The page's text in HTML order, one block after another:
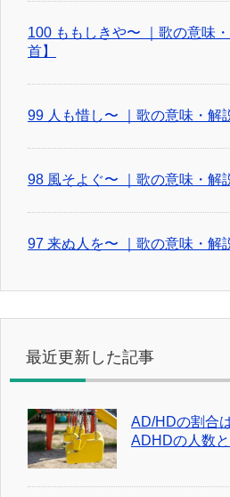
100 ももしきや〜 ｜歌の意味
首】
99 人も惜し〜 ｜歌の意味・解
98 風そよぐ〜 ｜歌の意味・解
97 来ぬ人を〜 ｜歌の意味・解
最近更新した記事
AD/HDの割合
ADHDの人数と